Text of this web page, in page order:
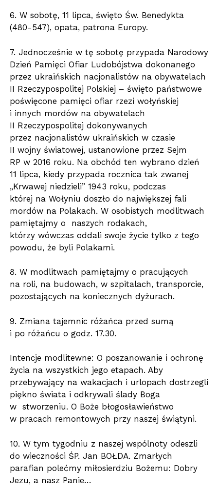
6. W sobotę, 11 lipca, święto Św. Benedykta
(480-547), opata, patrona Europy.
7. Jednocześnie w tę sobotę przypada Narodowy
Dzień Pamięci Ofiar Ludobójstwa dokonanego
przez ukraińskich nacjonalistów na obywatelach
II Rzeczypospolitej Polskiej – święto państwowe
poświęcone pamięci ofiar rzezi wołyńskiej
i innych mordów na obywatelach
II Rzeczypospolitej dokonywanych
przez nacjonalistów ukraińskich w czasie
II wojny światowej, ustanowione przez Sejm
RP w 2016 roku. Na obchód ten wybrano dzień
11 lipca, kiedy przypada rocznica tak zwanej
„Krwawej niedzieli” 1943 roku, podczas
której na Wołyniu doszło do największej fali
mordów na Polakach. W osobistych modlitwach
pamiętajmy o naszych rodakach,
którzy wówczas oddali swoje życie tylko z tego
powodu, że byli Polakami.
8. W modlitwach pamiętajmy o pracujących
na roli, na budowach, w szpitalach, transporcie,
pozostających na koniecznych dyżurach.
9. Zmiana tajemnic różańca przed sumą
i po różańcu o godz. 17.30.
Intencje modlitewne: O poszanowanie i ochronę
życia na wszystkich jego etapach. Aby
przebywający na wakacjach i urlopach dostrzegli
piękno świata i odkrywali ślady Boga
w stworzeniu. O Boże błogosławieństwo
w pracach remontowych przy naszej świątyni.
10. W tym tygodniu z naszej wspólnoty odeszli
do wieczności ŚP. Jan BOŁDA. Zmarłych
parafian polećmy miłosierdziu Bożemu: Dobry
Jezu, a nasz Panie…